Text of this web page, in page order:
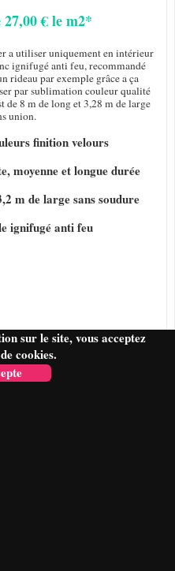
sur le site, vous acceptez
cookies.
€ le m2*
a utiliser uniquement en intérieur
ignifugé anti feu, recommandé
rideau par exemple grâce a ça
par sublimation couleur qualité
de 8 m de long et 3,28 m de large
union.
finition velours
moyenne et longue durée
m de large sans soudure
ignifugé anti feu